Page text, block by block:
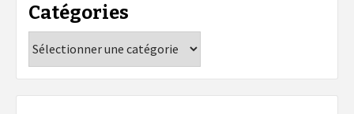
Catégories